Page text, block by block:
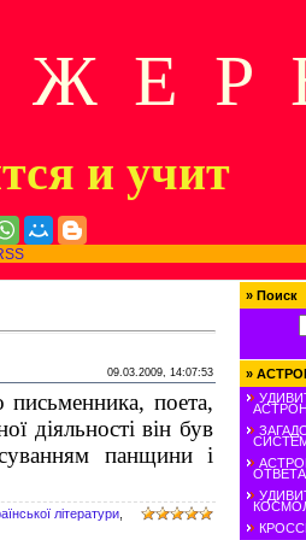
Ж Е Р
и учит
09.03.2009, 14:07:53
поета,
діяльності він був
панщини і
літератури
» Поиск
»